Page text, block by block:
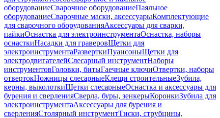
оборудованиеСварочное оборудованиеПаяльное
оборудованиеСварочные маски, аксессуарыКомплектующие
для сварочного оборудованияАксессуары для сварки,
пайкиОснастка для электроинструментаОснастка, наборы
оснасткиНасадки для граверовЩетки для
электроинструментаРазверткиПуансоныЩетки для
электродвигателейСлесарный инструментНаборы
инструментовГоловки, битыГаечные ключиОтвертки, наборы
отвертокНожницы слесарныеКлещи строительныеЗубила,
керны, выколоткиЩетки слесарныеОснастка и аксессуары для
бурения и сверленияСверла, буры, зенкерыКоронкиЗубила для
электроинструментаАксессуары для бурения и
сверленияСтолярный инструментТиски, струбцины,